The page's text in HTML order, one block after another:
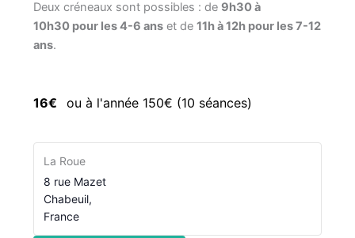
Deux créneaux sont possibles : de 9h30 à
10h30 pour les 4-6 ans et de11h à 12h pour les 7-12
ans.
16€ ou à l'année 150€ (10 séances)
La Roue
8 rue Mazet
Chabeuil,
France